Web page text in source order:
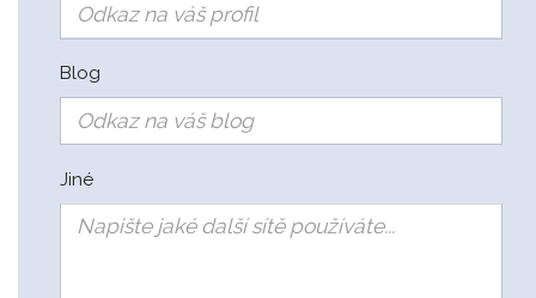
Blog
Jiné